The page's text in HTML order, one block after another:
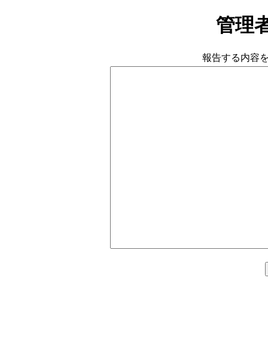
管理
報告する内容